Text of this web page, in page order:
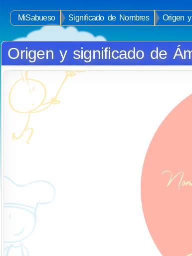
MiSabueso Significado de Nombres
Origen
Origen y significado de